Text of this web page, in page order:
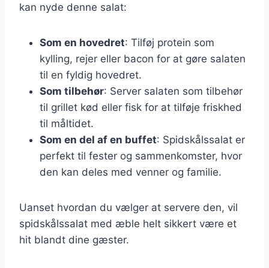
kan nyde denne salat:
Som en hovedret: Tilføj protein som
kylling, rejer eller bacon for at gøre salaten
til en fyldig hovedret.
Som tilbehør: Server salaten som tilbehør
til grillet kød eller fisk for at tilføje friskhed
til måltidet.
Som en del af en buffet: Spidskålssalat er
perfekt til fester og sammenkomster, hvor
den kan deles med venner og familie.
Uanset hvordan du vælger at servere den, vil
spidskålssalat med æble helt sikkert være et
hit blandt dine gæster.